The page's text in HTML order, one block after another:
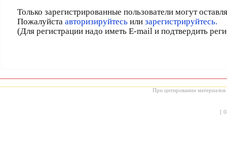
Только зарегистрированные пользователи могут
Пожалуйста авторизируйтесь или зарегистрируйтесь.
(Для регистрации надо иметь E-mail и подтвердить
При цитировании материалов
[